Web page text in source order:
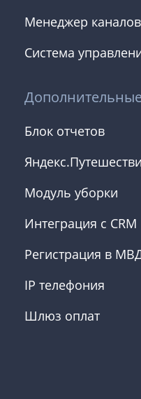
Менеджер каналов
Система
Блок отчетов
Модуль уборки
Интеграция с CRM
Регистрация в
IP телефония
Шлюз оплат